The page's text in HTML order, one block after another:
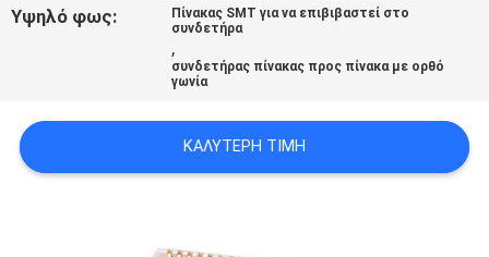
SITEMAP
Υψηλό φως:
Πίνακας SMT για να επιβιβαστεί στο
συνδετήρα
,
συνδετήρας πίνακας προς πίνακα με ορθό
γωνία
ΚΑΛΎΤΕΡΗ ΤΙΜΉ